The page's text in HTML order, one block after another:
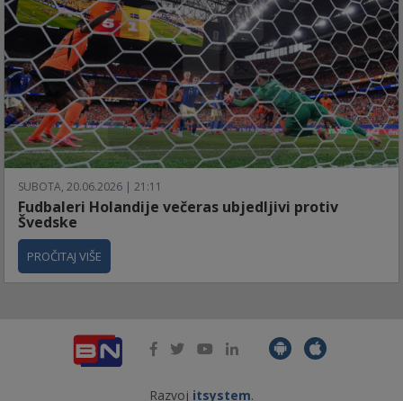
SUBOTA, 20.06.2026 | 21:11
Fudbaleri Holandije večeras ubjedljivi protiv
Švedske
PROČITAJ VIŠE
Razvoj itsystem.